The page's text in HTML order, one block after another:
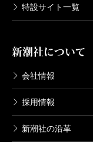
特設サイト一覧
新潮社について
会社情報
採用情報
新潮社の沿革